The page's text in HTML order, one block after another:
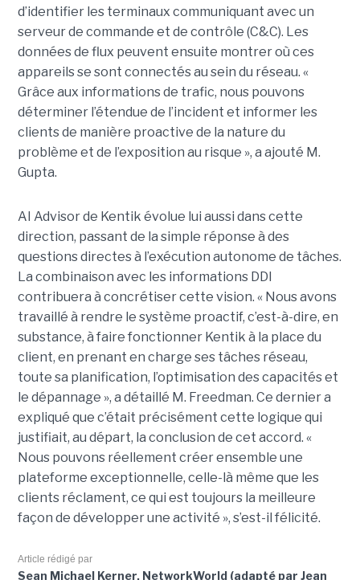
d’identifier les terminaux communiquant avec un
serveur de commande et de contrôle (C&C). Les
données de flux peuvent ensuite montrer où ces
appareils se sont connectés au sein du réseau. «
Grâce aux informations de trafic, nous pouvons
déterminer l’étendue de l’incident et informer les
clients de manière proactive de la nature du
problème et de l’exposition au risque », a ajouté M.
Gupta.
AI Advisor de Kentik évolue lui aussi dans cette
direction, passant de la simple réponse à des
questions directes à l’exécution autonome de tâches.
La combinaison avec les informations DDI
contribuera à concrétiser cette vision. « Nous avons
travaillé à rendre le système proactif, c’est-à-dire, en
substance, à faire fonctionner Kentik à la place du
client, en prenant en charge ses tâches réseau,
toute sa planification, l’optimisation des capacités et
le dépannage », a détaillé M. Freedman. Ce dernier a
expliqué que c’était précisément cette logique qui
justifiait, au départ, la conclusion de cet accord. «
Nous pouvons réellement créer ensemble une
plateforme exceptionnelle, celle-là même que les
clients réclament, ce qui est toujours la meilleure
façon de développer une activité », s’est-il félicité.
Article rédigé par
Sean Michael Kerner, NetworkWorld (adapté par Jean